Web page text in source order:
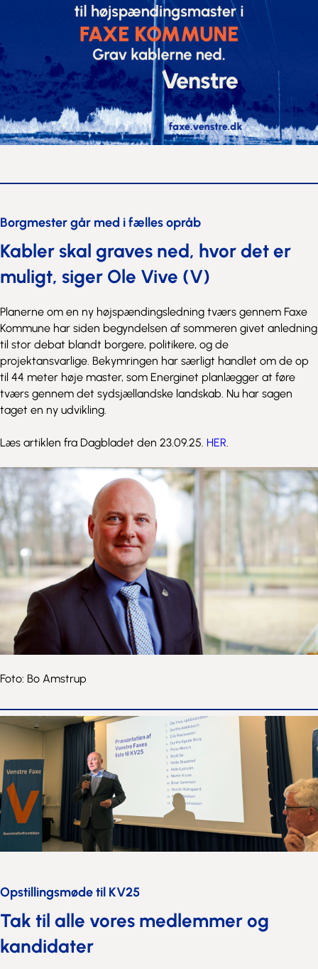
Borgmester går med i fælles opråb
Kabler skal graves ned, hvor det er
muligt, siger Ole Vive (V)
Planerne om en ny højspændingsledning tværs gennem Faxe
Kommune har siden begyndelsen af sommeren givet anledning
til stor debat blandt borgere, politikere, og de
projektansvarlige. Bekymringen har særligt handlet om de op
til 44 meter høje master, som Energinet planlægger at føre
tværs gennem det sydsjællandske landskab. Nu har sagen
taget en ny udvikling.
Læs artiklen fra Dagbladet den 23.09.25. HER.
Foto: Bo Amstrup
Opstillingsmøde til KV25
Tak til alle vores medlemmer og
kandidater